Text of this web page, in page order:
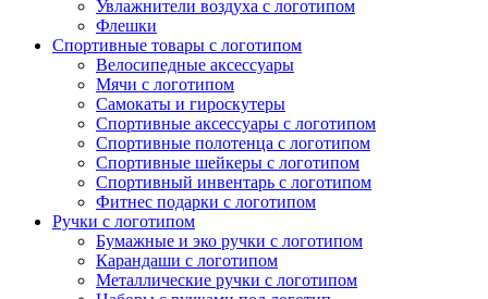
Увлажнители воздуха с логотипом
Флешки
Спортивные товары с логотипом
Велосипедные аксессуары
Мячи с логотипом
Самокаты и гироскутеры
Спортивные аксессуары с логотипом
Спортивные полотенца с логотипом
Спортивные шейкеры с логотипом
Спортивный инвентарь с логотипом
Фитнес подарки с логотипом
Ручки с логотипом
Бумажные и эко ручки с логотипом
Карандаши с логотипом
Металлические ручки с логотипом